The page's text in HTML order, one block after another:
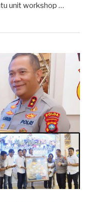
unit workshop …